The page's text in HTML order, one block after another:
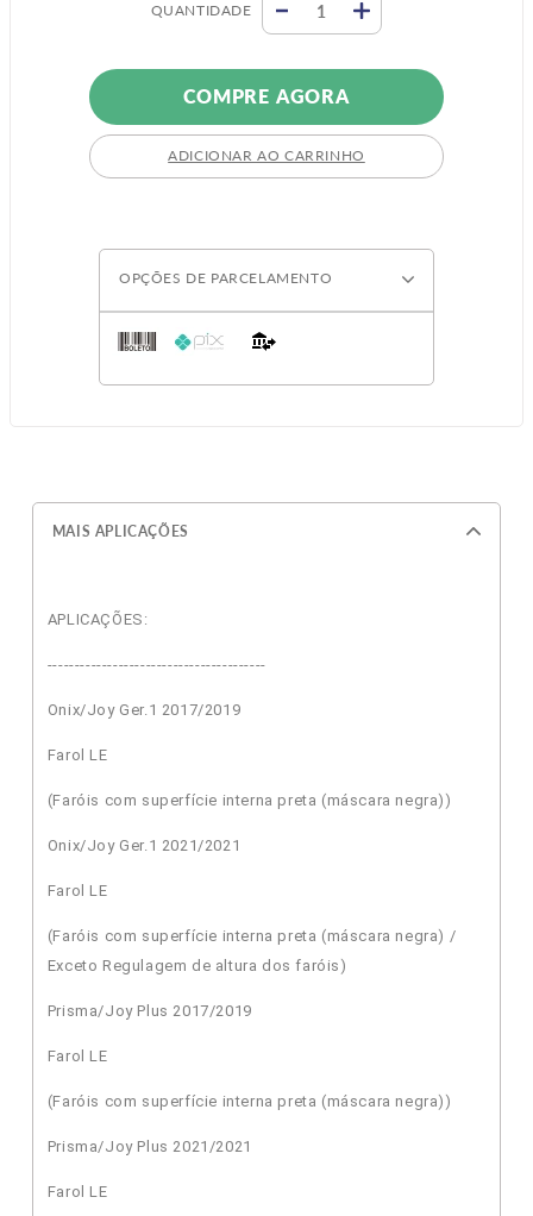
QUANTIDADE
COMPRE AGORA
ADICIONAR AO CARRINHO
OPÇÕES DE PARCELAMENTO
MAIS APLICAÇÕES
APLICAÇÕES:
----------------------------------------
Onix/Joy Ger.1 2017/2019
Farol LE
(Faróis com superfície interna preta (máscara negra))
Onix/Joy Ger.1 2021/2021
Farol LE
(Faróis com superfície interna preta (máscara negra) /
Exceto Regulagem de altura dos faróis)
Prisma/Joy Plus 2017/2019
Farol LE
(Faróis com superfície interna preta (máscara negra))
Prisma/Joy Plus 2021/2021
Farol LE